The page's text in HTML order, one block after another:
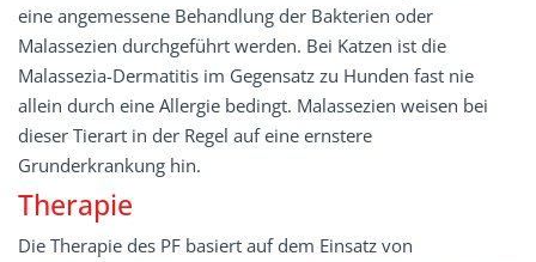
eine angemessene Behandlung der Bakterien oder
Malassezien durchgeführt werden. Bei Katzen ist die
Malassezia-Dermatitis im Gegensatz zu Hunden fast nie
allein durch eine Allergie bedingt. Malassezien weisen bei
dieser Tierart in der Regel auf eine ernstere
Grunderkrankung hin.
Therapie
Die Therapie des PF basiert auf dem Einsatz von